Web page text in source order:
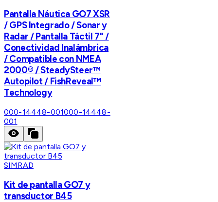
Pantalla Náutica GO7 XSR
/ GPS Integrado / Sonar y
Radar / Pantalla Táctil 7" /
Conectividad Inalámbrica
/ Compatible con NMEA
2000® / SteadySteer™
Autopilot / FishReveal™
Technology
000-14448-001000-14448-
001
SIMRAD
Kit de pantalla GO7 y
transductor B45